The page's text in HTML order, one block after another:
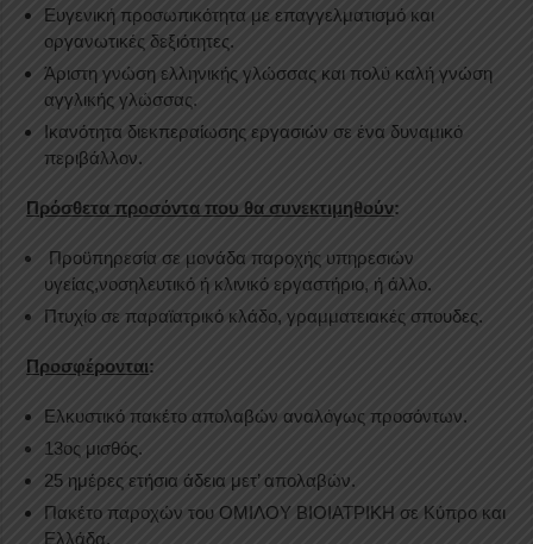
Ευγενική προσωπικότητα με επαγγελματισμό και
οργανωτικές δεξιότητες.
Άριστη γνώση ελληνικής γλώσσας και πολύ καλή γνώση
αγγλικής γλώσσας.
Ικανότητα διεκπεραίωσης εργασιών σε ένα δυναμικό
περιβάλλον.
Πρόσθετα προσόντα που θα συνεκτιμηθούν:
Προϋπηρεσία σε μονάδα παροχής υπηρεσιών
υγείας,νοσηλευτικό ή κλινικό εργαστήριο, ή άλλο.
Πτυχίο σε παραϊατρικό κλάδο, γραμματειακές σπουδες.
Προσφέρονται:
Ελκυστικό πακέτο απολαβών αναλόγως προσόντων.
13ος μισθός.
25 ημέρες ετήσια άδεια μετ’ απολαβών.
Πακέτο παροχών του ΟΜΙΛΟΥ ΒΙΟΙΑΤΡΙΚΗ σε Κύπρο και
Ελλάδα.